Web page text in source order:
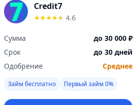
Credit7
4.6
Сумма
до 30 000 ₽
Срок
до 30 дней
Одобрение
Среднее
Займ бесплатно Первый займ 0%